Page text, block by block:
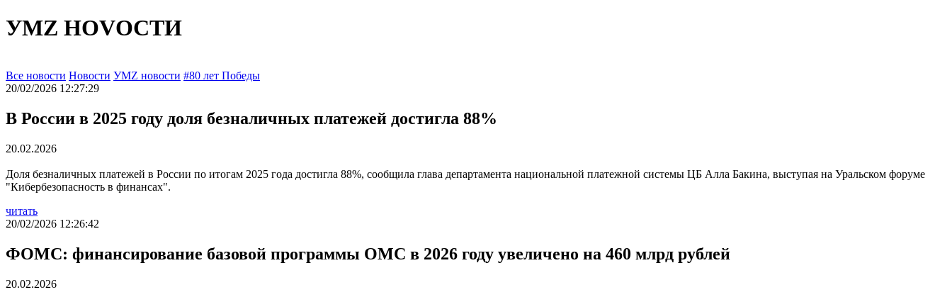
УМZ НОVОСТИ
Все новости Новости УМZ новости #80 лет Победы
20/02/2026 12:27:29
В России в 2025 году доля безналичных платежей достигла 88%
20.02.2026
Доля безналичных платежей в России по итогам 2025 года достигла 88%, сообщила глава департамента национальной платежной системы ЦБ Алла Бакина, выступая на Уральском форуме
"Кибербезопасность в финансах".
читать
20/02/2026 12:26:42
ФОМС: финансирование базовой программы ОМС в 2026 году увеличено на 460 млрд рублей
20.02.2026